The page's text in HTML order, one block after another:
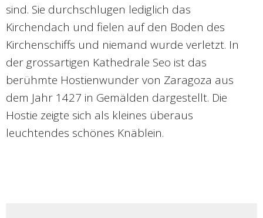
sind. Sie durchschlugen lediglich das
Kirchendach und fielen auf den Boden des
Kirchenschiffs und niemand wurde verletzt. In
der grossartigen Kathedrale Seo ist das
berühmte Hostienwunder von Zaragoza aus
dem Jahr 1427 in Gemälden dargestellt. Die
Hostie zeigte sich als kleines überaus
leuchtendes schönes Knäblein.